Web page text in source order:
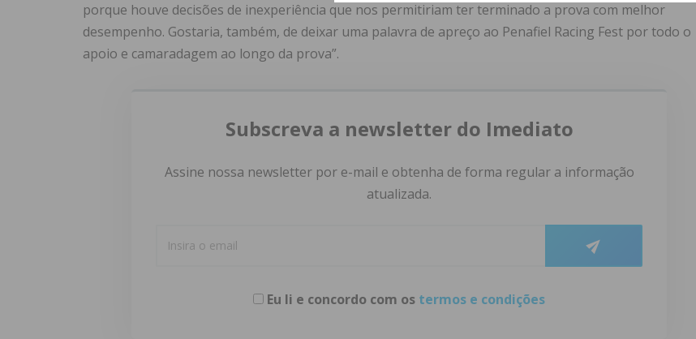
porque houve decisões de inexperiência que nos permitiriam ter terminado a prova com melhor
desempenho. Gostaria, também, de deixar uma palavra de apreço ao Penafiel Racing Fest por todo o
apoio e camaradagem ao longo da prova”.
Subscreva a newsletter do Imediato
Assine nossa newsletter por e-mail e obtenha de forma regular a informação
atualizada.
Eu li e concordo com os termos e condições